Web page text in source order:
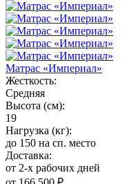
Матрас «Империал»
Жесткость:
Средняя
Высота (см):
19
Нагрузка (кг):
до 150 на сп. место
Доставка:
от 2-х рабочих дней